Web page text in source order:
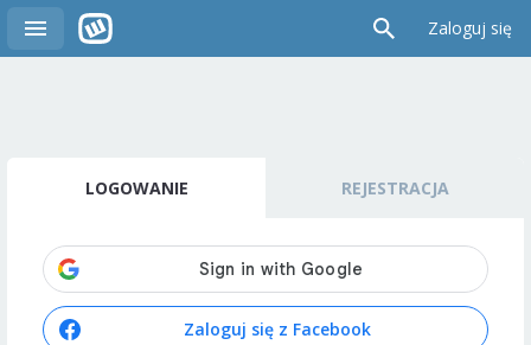
Zaloguj się
LOGOWANIE REJESTRACJA
Zaloguj się z Facebook